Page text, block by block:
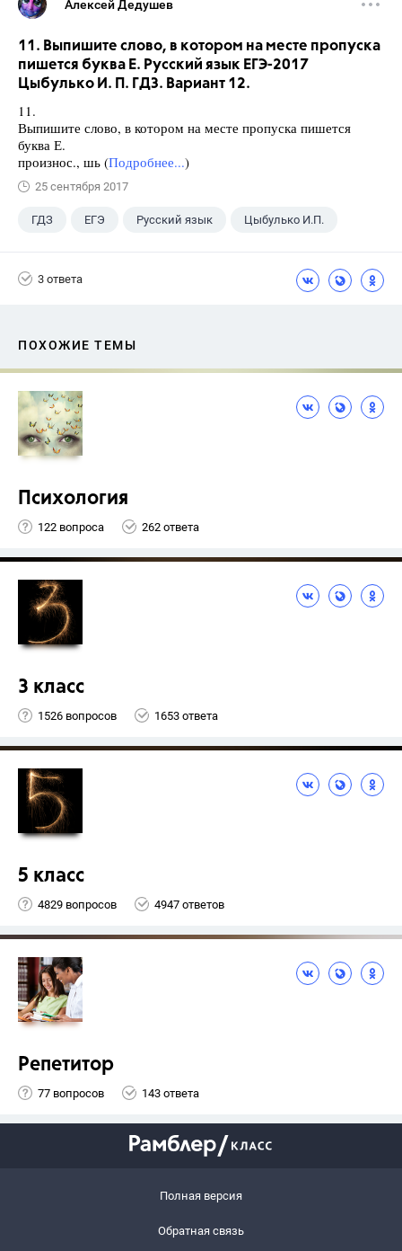
Алексей Дедушев
11. Выпишите слово, в котором на месте пропуска
пишется буква Е. Русский язык ЕГЭ-2017
Цыбулько И. П. ГДЗ. Вариант 12.
11.
Выпишите слово, в котором на месте пропуска пишется
буква Е.
произнос., шь (Подробнее...)
25 сентября 2017
ГДЗ ЕГЭ Русский язык Цыбулько И.П.
3 ответа
ПОХОЖИЕ ТЕМЫ
Психология
122 вопроса 262 ответа
3 класс
1526 вопросов 1653 ответа
5 класс
4829 вопросов 4947 ответов
Репетитор
77 вопросов 143 ответа
Полная версия
Обратная связь